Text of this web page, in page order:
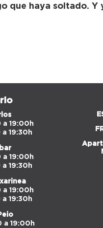
que haya soltado. Y
a 19:00h
19:30h
a 19:00h
19:30h
a 19:00h
19:30h
a 19:00h